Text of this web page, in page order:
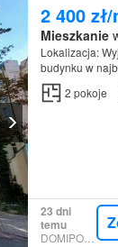
2 400
Mieszkanie
Lokalizacja:
budynku w
2 pokoje
23 dni
temu
DOMIPORTA